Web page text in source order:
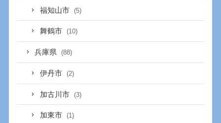
福知山市 (5)
舞鶴市 (10)
兵庫県 (88)
伊丹市 (2)
加古川市 (3)
加東市 (1)